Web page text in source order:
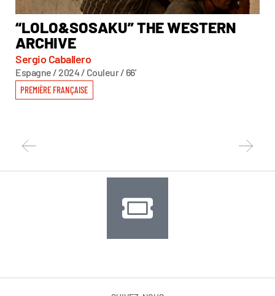
“LOLO&SOSAKU” THE WESTERN
ARCHIVE
Sergio Caballero
Espagne / 2024 / Couleur / 66'
PREMIÈRE FRANÇAISE